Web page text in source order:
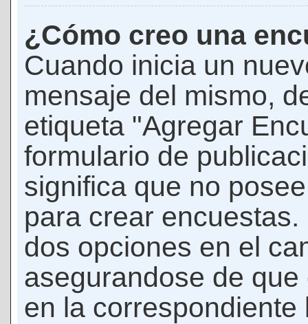
¿Cómo creo una
Cuando inicia un
mensaje del mismo,
etiqueta "Agregar
formulario de
significa que no
para crear
dos opciones en el
asegurandose de
en la